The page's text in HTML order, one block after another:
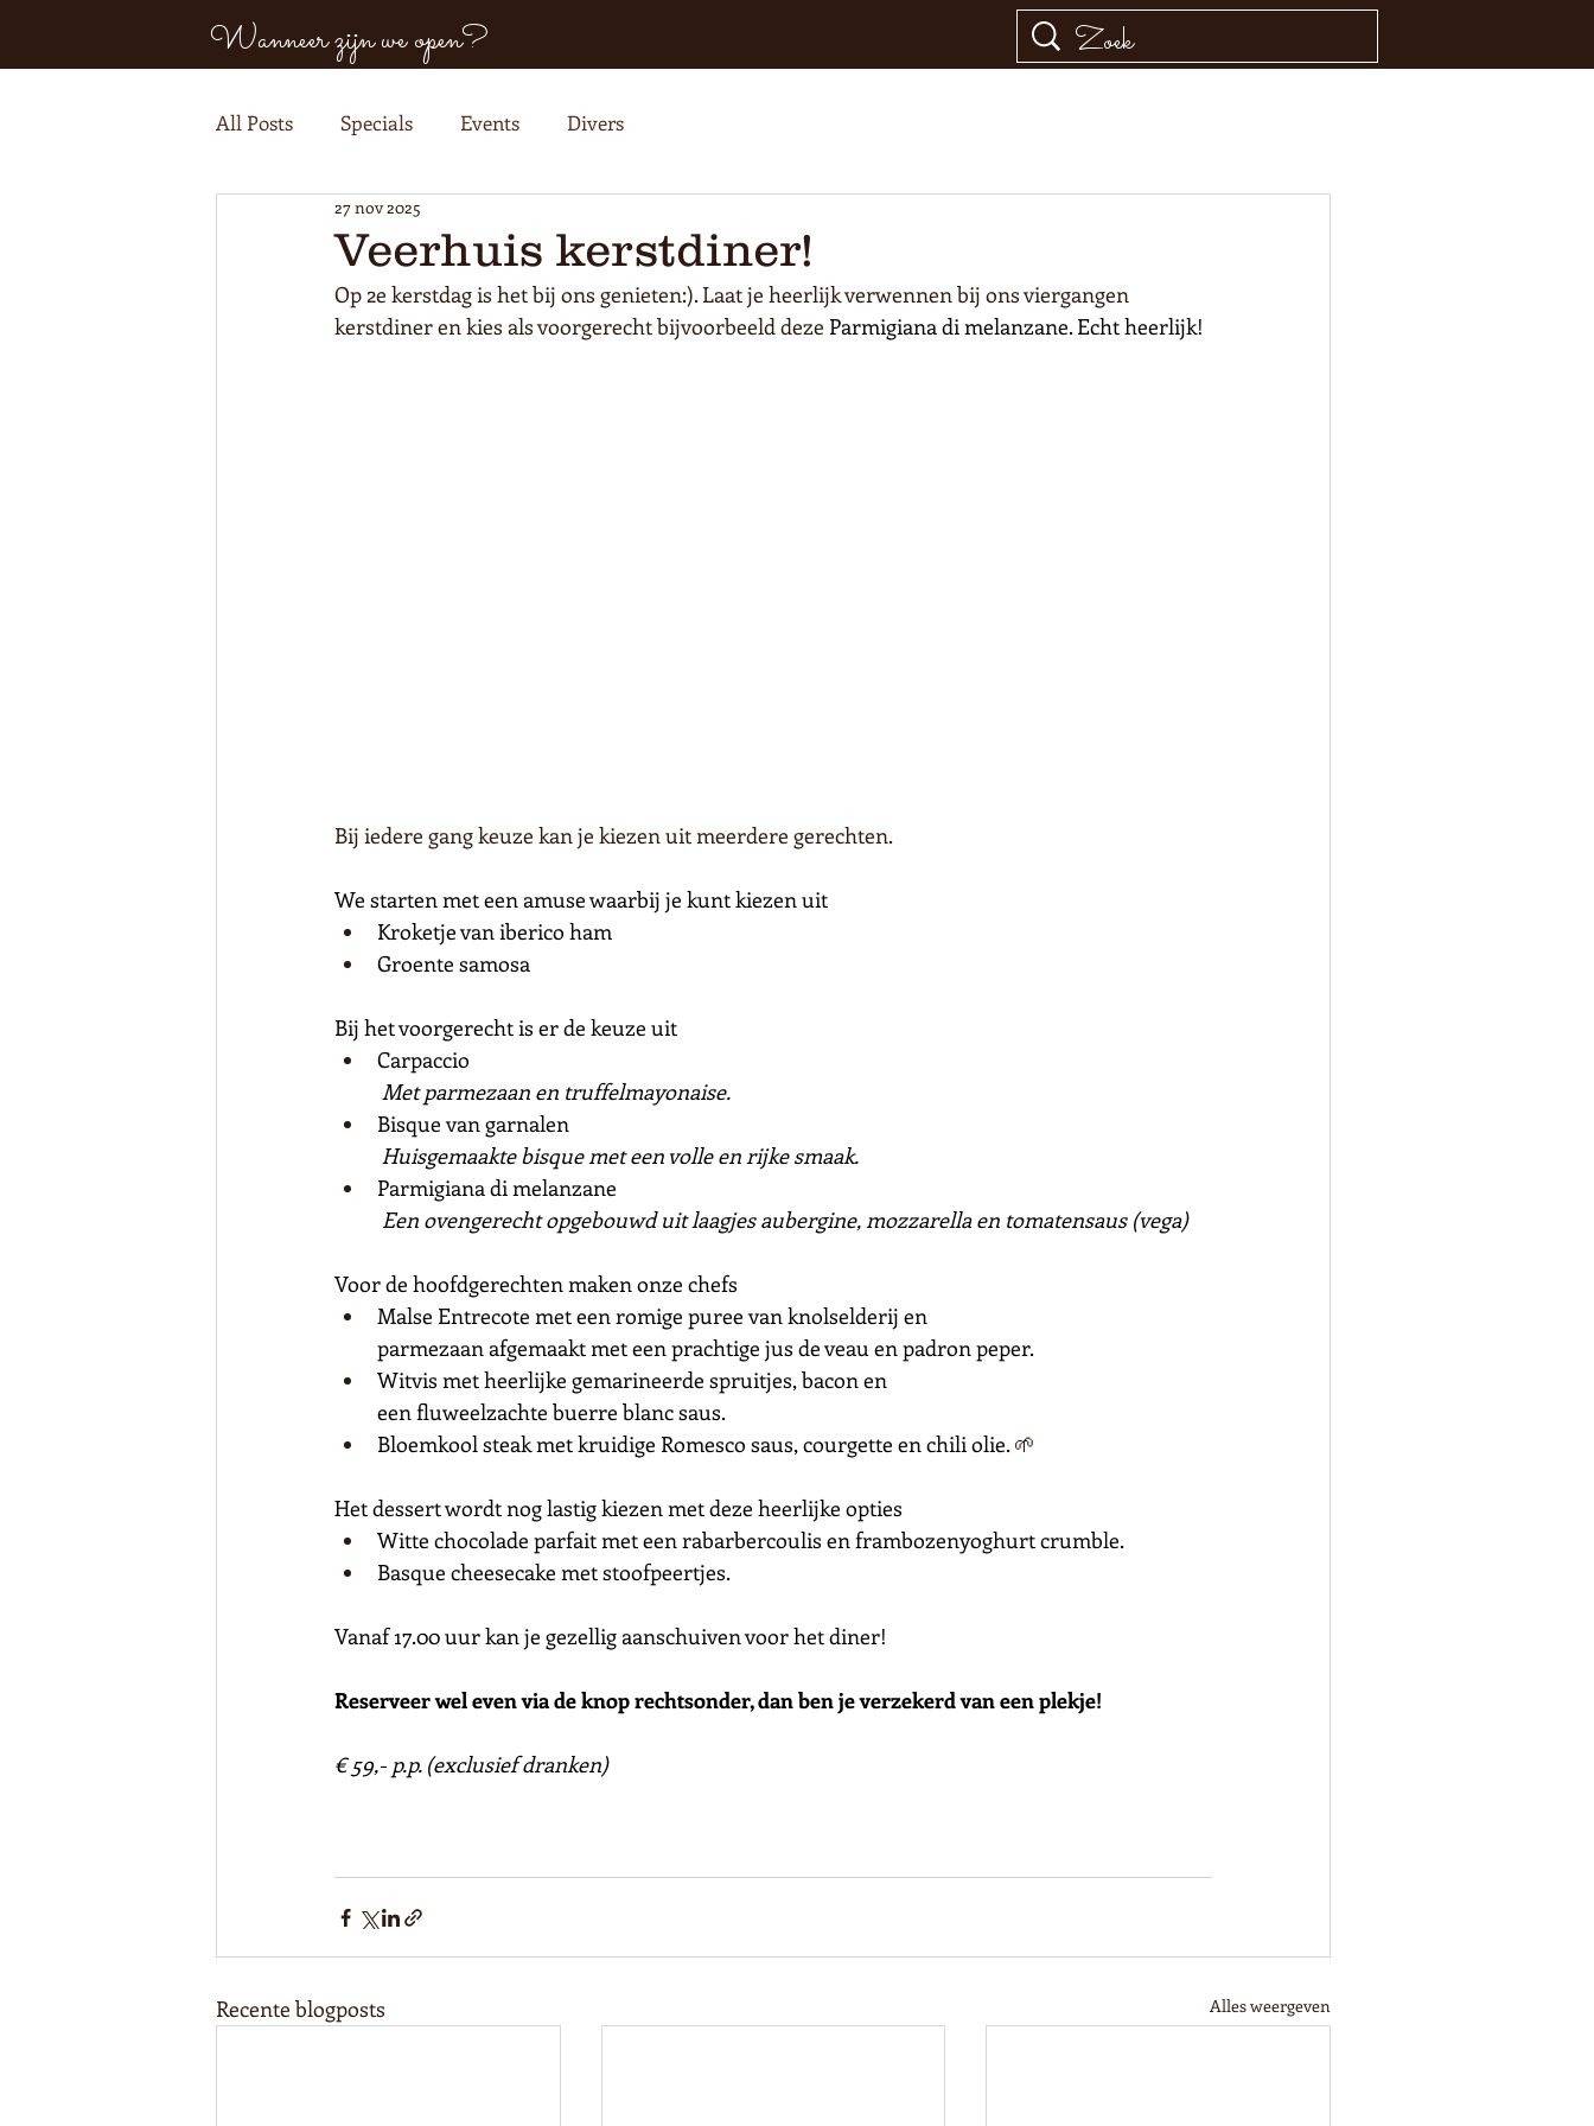
Wanneer zijn we open?
All Posts Specials Events Divers
Veerhuis kerstdiner!
27 nov 2025
Op 2e kerstdag is het bij ons genieten:). Laat je heerlijk verwennen bij ons viergangen
kerstdiner en kies als voorgerecht bijvoorbeeld deze Parmigiana di melanzane. Echt heerlijk!
Bij iedere gang keuze kan je kiezen uit meerdere gerechten.
We starten met een amuse waarbij je kunt kiezen uit
Kroketje van iberico ham
Groente samosa
Bij het voorgerecht is er de keuze uit
Carpaccio
	Met parmezaan en truffelmayonaise.
Bisque van garnalen
	Huisgemaakte bisque met een volle en rijke smaak.
Parmigiana di melanzane
	Een ovengerecht opgebouwd uit laagjes aubergine, mozzarella en tomatensaus (vega)
Voor de hoofdgerechten maken onze chefs
Malse Entrecote met een romige puree van knolselderij en
parmezaan afgemaakt met een prachtige jus de veau en padron peper.
Witvis met heerlijke gemarineerde spruitjes, bacon en
een fluweelzachte buerre blanc saus.
Bloemkool steak met kruidige Romesco saus, courgette en chili olie. 🌱
Het dessert wordt nog lastig kiezen met deze heerlijke opties
Witte chocolade parfait met een rabarbercoulis en frambozenyoghurt crumble.
Basque cheesecake met stoofpeertjes.
Vanaf 17.00 uur kan je gezellig aanschuiven voor het diner!
Reserveer wel even via de knop rechtsonder, dan ben je verzekerd van een plekje!
€ 59,- p.p. (exclusief dranken)
Recente blogposts Alles weergeven